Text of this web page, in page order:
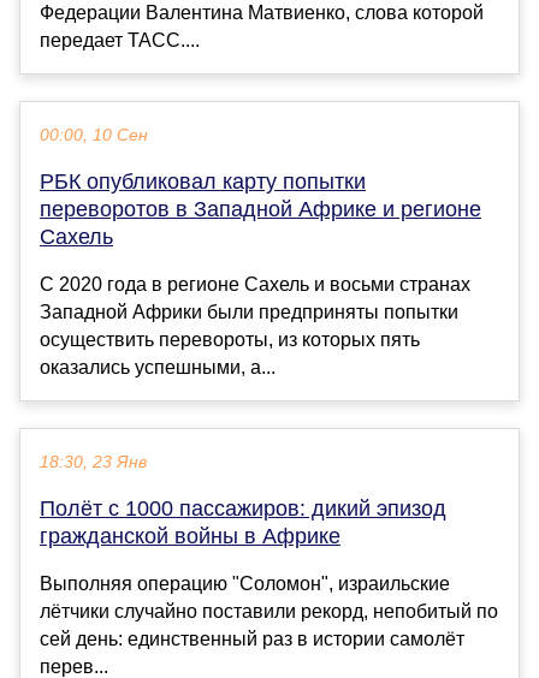
Федерации Валентина Матвиенко, слова которой
передает ТАСС....
00:00, 10 Сен
РБК опубликовал карту попытки
переворотов в Западной Африке и регионе
Сахель
С 2020 года в регионе Сахель и восьми странах
Западной Африки были предприняты попытки
осуществить перевороты, из которых пять
оказались успешными, а...
18:30, 23 Янв
Полёт с 1000 пассажиров: дикий эпизод
гражданской войны в Африке
Выполняя операцию "Соломон", израильские
лётчики случайно поставили рекорд, непобитый по
сей день: единственный раз в истории самолёт
перев...